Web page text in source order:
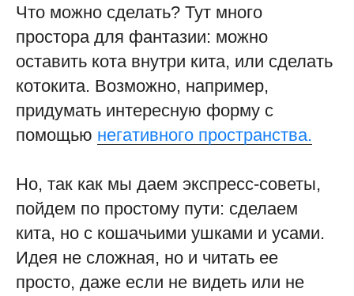
Что можно сделать? Тут много
простора для фантазии: можно
оставить кота внутри кита, или сделать
котокита. Возможно, например,
придумать интересную форму с
помощью негативного пространства.
Но, так как мы даем экспресс-советы,
пойдем по простому пути: сделаем
кита, но с кошачьими ушками и усами.
Идея не сложная, но и читать ее
просто, даже если не видеть или не